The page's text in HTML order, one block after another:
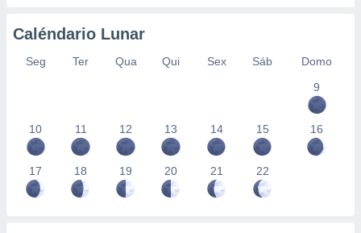
Caléndario Lunar
Seg Ter Qua Qui Sex Sáb
Domo
9
10 11 12 13 14 15 16
17 18 19 20 21 22